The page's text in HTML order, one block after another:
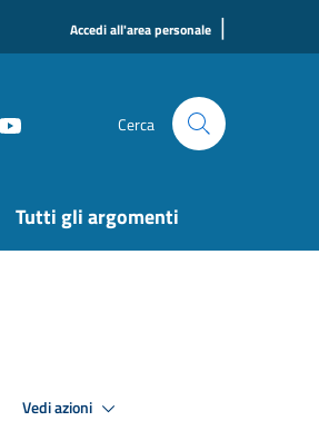
Accedi all'area personale |
Cerca
Tutti gli argomenti
Vedi azioni